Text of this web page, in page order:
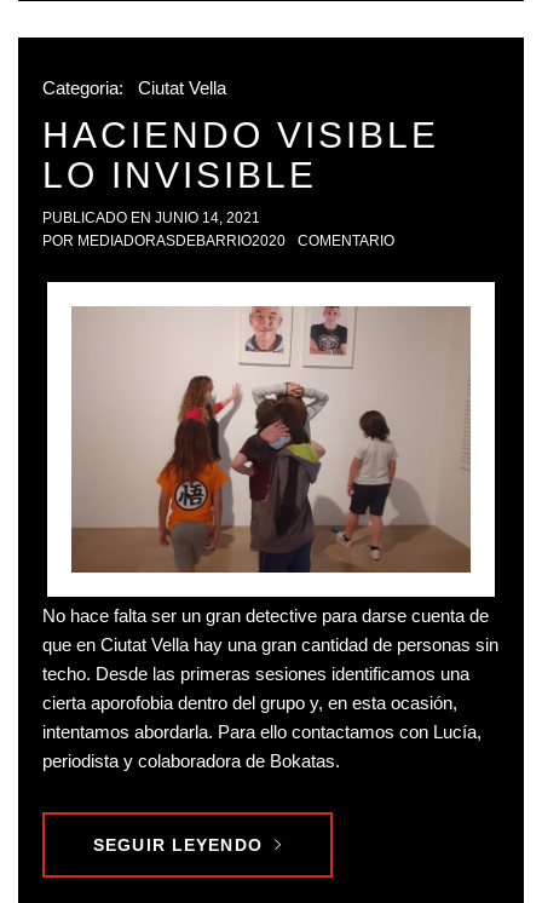
Categoria: Ciutat Vella
HACIENDO VISIBLE
LO INVISIBLE
PUBLICADO EN JUNIO 14, 2021
POR MEDIADORASDEBARRIO2020 COMENTARIO
No hace falta ser un gran detective para darse cuenta de
que en Ciutat Vella hay una gran cantidad de personas sin
techo. Desde las primeras sesiones identificamos una
cierta aporofobia dentro del grupo y, en esta ocasión,
intentamos abordarla. Para ello contactamos con Lucía,
periodista y colaboradora de Bokatas.
SEGUIR LEYENDO